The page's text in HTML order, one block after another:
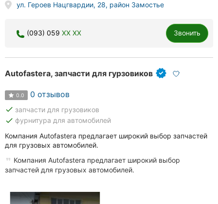
ул. Героев Нацгвардии, 28, район Замостье
(093) 059 XX XX Звонить
Autofastera, запчасти для гурзовиков
0.0 0 отзывов
done запчасти для грузовиков
done фурнитура для автомобилей
Компания Autofastera предлагает широкий выбор запчастей
для грузовых автомобилей.
Компания Autofastera предлагает широкий выбор
запчастей для грузовых автомобилей.